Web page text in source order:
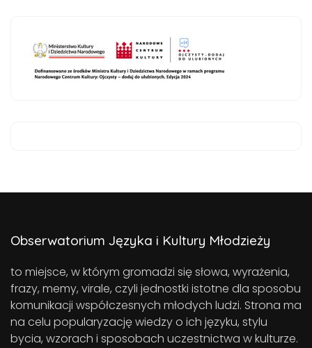
Obserwatorium Języka i Kultury Młodzieży
to miejsce, w którym gromadzi się słowa, wyrażenia,
frazy, memy, virale, czyli jednostki istotne dla sposobu
komunikacji współczesnych młodych ludzi. Strona ma
na celu popularyzację wiedzy o ich języku, stylu
bycia, wzorach i sposobach uczestnictwa w kulturze.